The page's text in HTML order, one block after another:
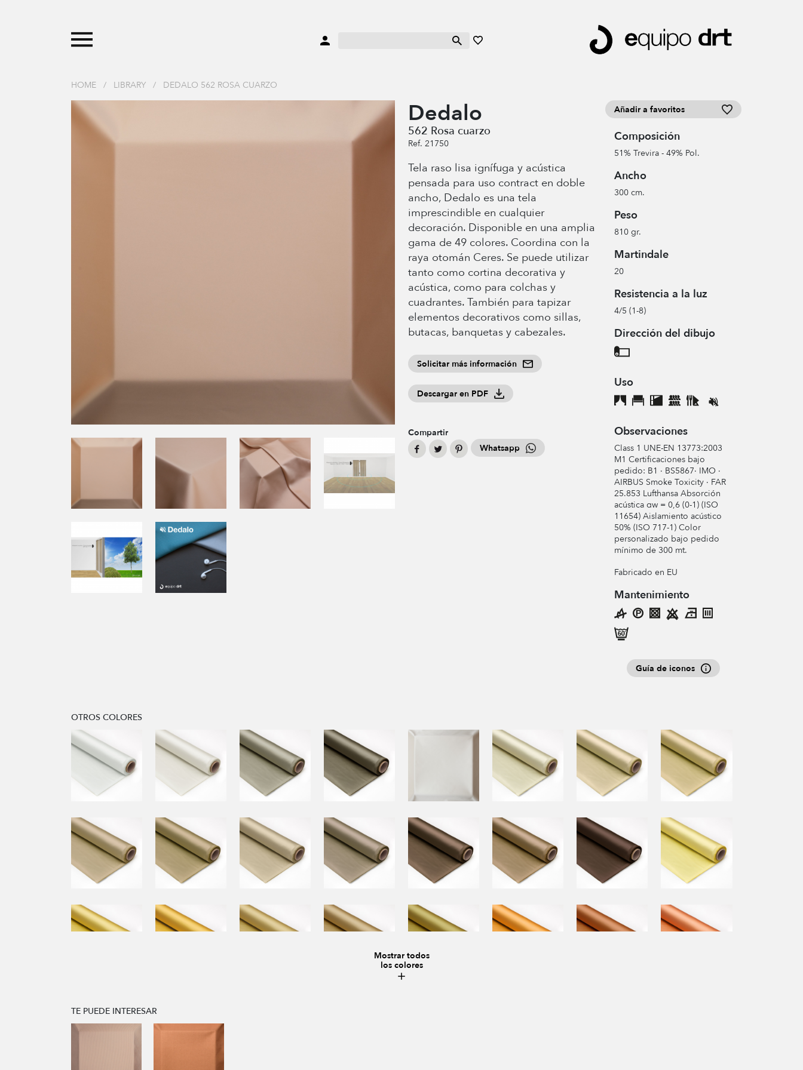
HOME / LIBRARY / DEDALO 562 ROSA CUARZO
Dedalo
562 Rosa cuarzo
Ref. 21750
Tela raso lisa ignífuga y acústica
pensada para uso contract en doble
ancho, Dedalo es una tela
imprescindible en cualquier
decoración. Disponible en una amplia
gama de 49 colores. Coordina con la
raya otomán Ceres. Se puede utilizar
tanto como cortina decorativa y
acústica, como para colchas y
cuadrantes. También para tapizar
elementos decorativos como sillas,
butacas, banquetas y cabezales.
Solicitar más información
Descargar en PDF
Compartir
Whatsapp
Añadir a favoritos
Composición
51% Trevira - 49% Pol.
Ancho
300 cm.
Peso
810 gr.
Martindale
20
Resistencia a la luz
4/5 (1-8)
Dirección del dibujo
Uso
Observaciones
Class 1 UNE-EN 13773:2003
M1 Certificaciones bajo
pedido: B1 · BS5867· IMO ·
AIRBUS Smoke Toxicity · FAR
25.853 Lufthansa Absorción
acústica αw = 0,6 (0-1) (ISO
11654) Aislamiento acústico
50% (ISO 717-1) Color
personalizado bajo pedido
mínimo de 300 mt.
Fabricado en EU
Mantenimiento
Guía de iconos
OTROS COLORES
Mostrar todos
los colores
TE PUEDE INTERESAR